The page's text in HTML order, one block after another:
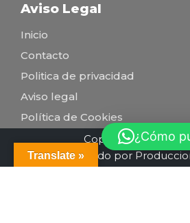
Aviso Legal
Inicio
Contacto
Politica de privacidad
Aviso legal
Política de Cookies
Copyright
Creado por
Translate »
¿Cómo